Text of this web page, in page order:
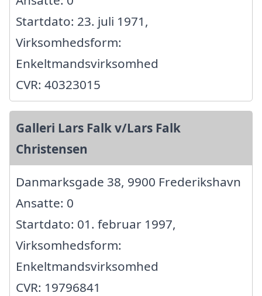
Startdato: 23. juli 1971,
Virksomhedsform:
Enkeltmandsvirksomhed
CVR: 40323015
Galleri Lars Falk v/Lars Falk
Christensen
Danmarksgade 38, 9900 Frederikshavn
Ansatte: 0
Startdato: 01. februar 1997,
Virksomhedsform:
Enkeltmandsvirksomhed
CVR: 19796841